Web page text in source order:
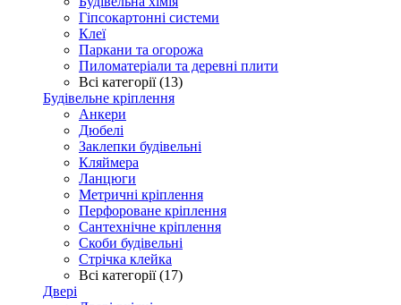
Гіпсокартонні системи
Клеї
Паркани та огорожа
Пиломатеріали та деревні плити
Всі категорії (13)
Будівельне кріплення
Анкери
Дюбелі
Заклепки будівельні
Кляймера
Ланцюги
Метричні кріплення
Перфороване кріплення
Сантехнічне кріплення
Скоби будівельні
Стрічка клейка
Всі категорії (17)
Двері